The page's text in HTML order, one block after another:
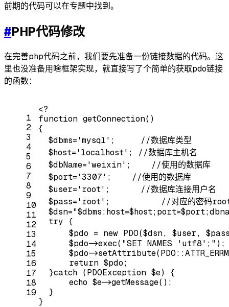
前期的代码可以在专题中找到。
#PHP代码修改
在完善php代码之前，我们要先准备一份链接数据的代码。这
里也没准备用啥框架实现，就直接写了个简单的获取pdo链接
的函数：
1
2
3
4
5
6
7
8
9
10
11
12
13
14
15
16
17
18
19
<?
function getConnection()
{
  $dbms=
'mysql' ;
//数据库类型
  $host=
'localhost' ;
//数据库主机名
  $dbName=
'weixin' ;
//使用的数据库
  $port=
'3307' ;
//使用的数据库
  $user=
'root' ;
//数据库连接用户名
  $pass=
'root' ;
//对应的密码
  $dsn=
try {
      $pdo =
new PDO($dsn, $user,
      $pdo->exec(
"SET NAMES 'utf8';" );
$pdo-
return $pdo;
  }
catch (PDOException $e) {
echo $e->getMessage();
  }
}